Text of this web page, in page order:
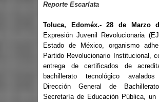
Reporte Escarlata
Toluca, Edoméx.- 28 de Marzo
Expresión Juvenil Revolucionaria
Estado de México, organismo
Partido Revolucionario Institucional,
entrega de certificados de
bachillerato tecnológico
Dirección General de
Secretaría de Educación Pública, un